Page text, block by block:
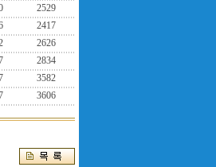
2529
2417
2626
2834
3582
3606